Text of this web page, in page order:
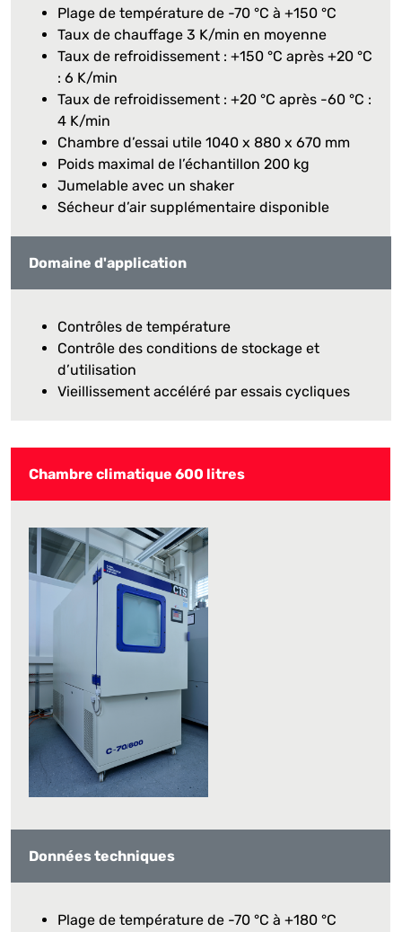
Plage de température de -70 °C à +150 °C
Taux de chauffage 3 K/min en moyenne
Taux de refroidissement : +150 °C après +20 °C
: 6 K/min
Taux de refroidissement : +20 °C après -60 °C :
4 K/min
Chambre d’essai utile 1040 x 880 x 670 mm
Poids maximal de l’échantillon 200 kg
Jumelable avec un shaker
Sécheur d’air supplémentaire disponible
Domaine d'application
Contrôles de température
Contrôle des conditions de stockage et
d’utilisation
Vieillissement accéléré par essais cycliques
Chambre climatique 600 litres
Données techniques
Plage de température de -70 °C à +180 °C